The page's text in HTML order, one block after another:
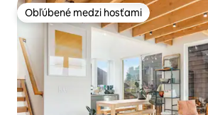
Obľúbené medzi hosťami
Obľúbené medzi hosťami